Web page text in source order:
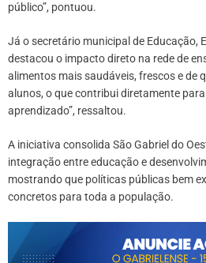
público”, pontuou.
Já o secretário municipal de Educação,
destacou o impacto direto na rede de
alimentos mais saudáveis, frescos e de
alunos, o que contribui diretamente
aprendizado”, ressaltou.
A iniciativa consolida São Gabriel do
integração entre educação e
mostrando que políticas públicas bem
concretos para toda a população.